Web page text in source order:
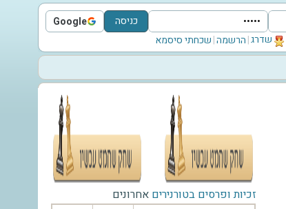
כניסה Google
Sign in with Google שדרג|הרשמה|שכחתי סיסמא
זכיות ופרסים בטורנירים אחרונים